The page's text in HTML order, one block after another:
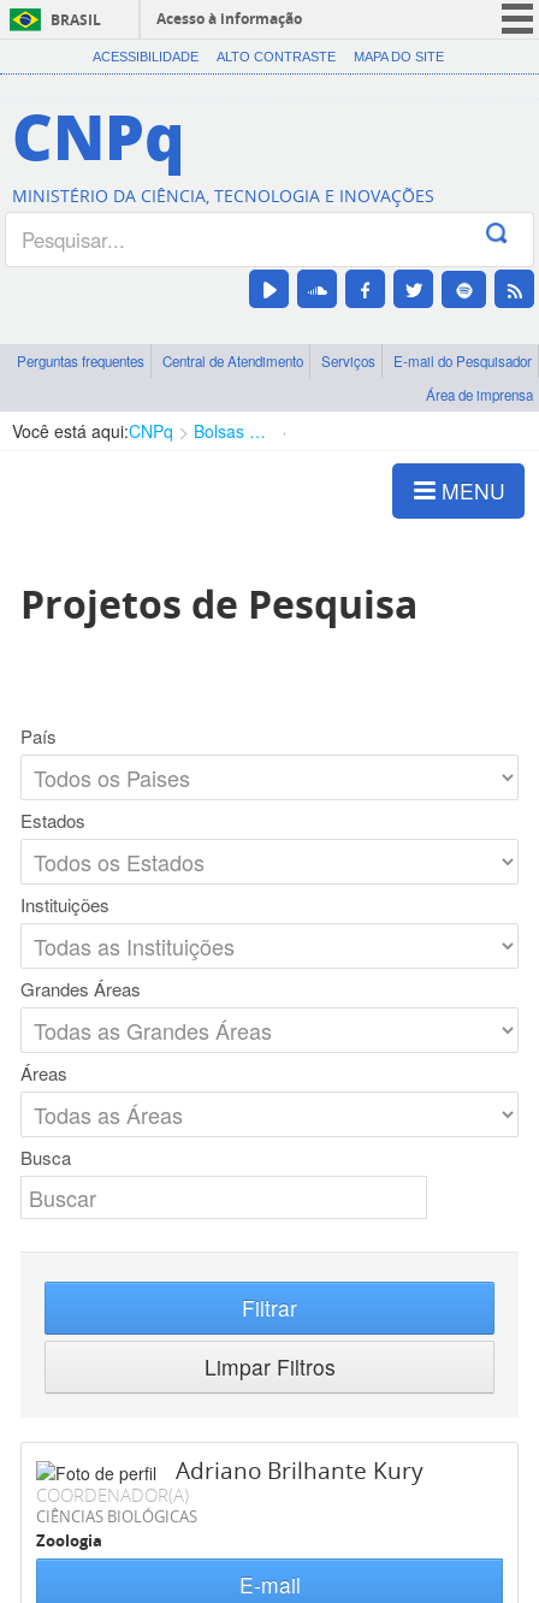
BRASIL
Acesso à informação
CORONAVÍRUS (COVID-19)
Canais
ACESSIBILIDADE ALTO CONTRASTE MAPA DO SITE
CNPq
MINISTÉRIO DA CIÊNCIA, TECNOLOGIA E INOVAÇÕES
Perguntas frequentes Central de Atendimento Serviços
E-mail do Pesquisador
Área de imprensa
Você está aqui:CNPq Bolsas e Auxílios Vigentes
MENU
Projetos de Pesquisa
País
Estados
Instituições
Grandes Áreas
Áreas
Busca
Filtrar
Limpar Filtros
Adriano Brilhante Kury
COORDENADOR(A)
CIÊNCIAS BIOLÓGICAS
Zoologia
E-mail